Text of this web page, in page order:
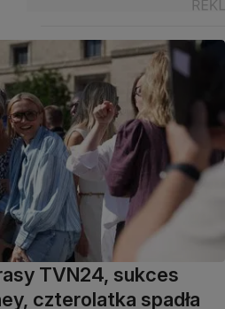
TVN24, sukces
czterolatka spadła